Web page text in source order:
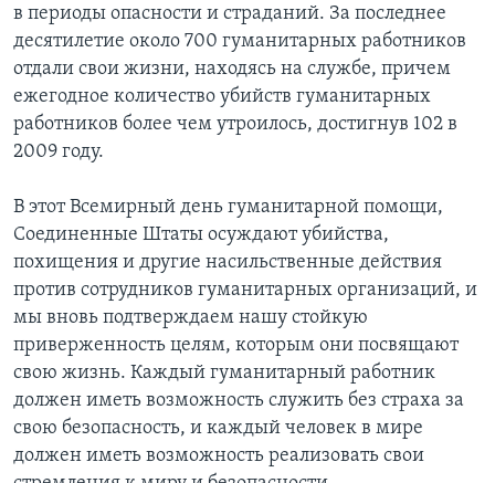
в периоды опасности и страданий. За последнее
десятилетие около 700 гуманитарных работников
отдали свои жизни, находясь на службе, причем
ежегодное количество убийств гуманитарных
работников более чем утроилось, достигнув 102 в
2009 году.
В этот Всемирный день гуманитарной помощи,
Соединенные Штаты осуждают убийства,
похищения и другие насильственные действия
против сотрудников гуманитарных организаций, и
мы вновь подтверждаем нашу стойкую
приверженность целям, которым они посвящают
свою жизнь. Каждый гуманитарный работник
должен иметь возможность служить без страха за
свою безопасность, и каждый человек в мире
должен иметь возможность реализовать свои